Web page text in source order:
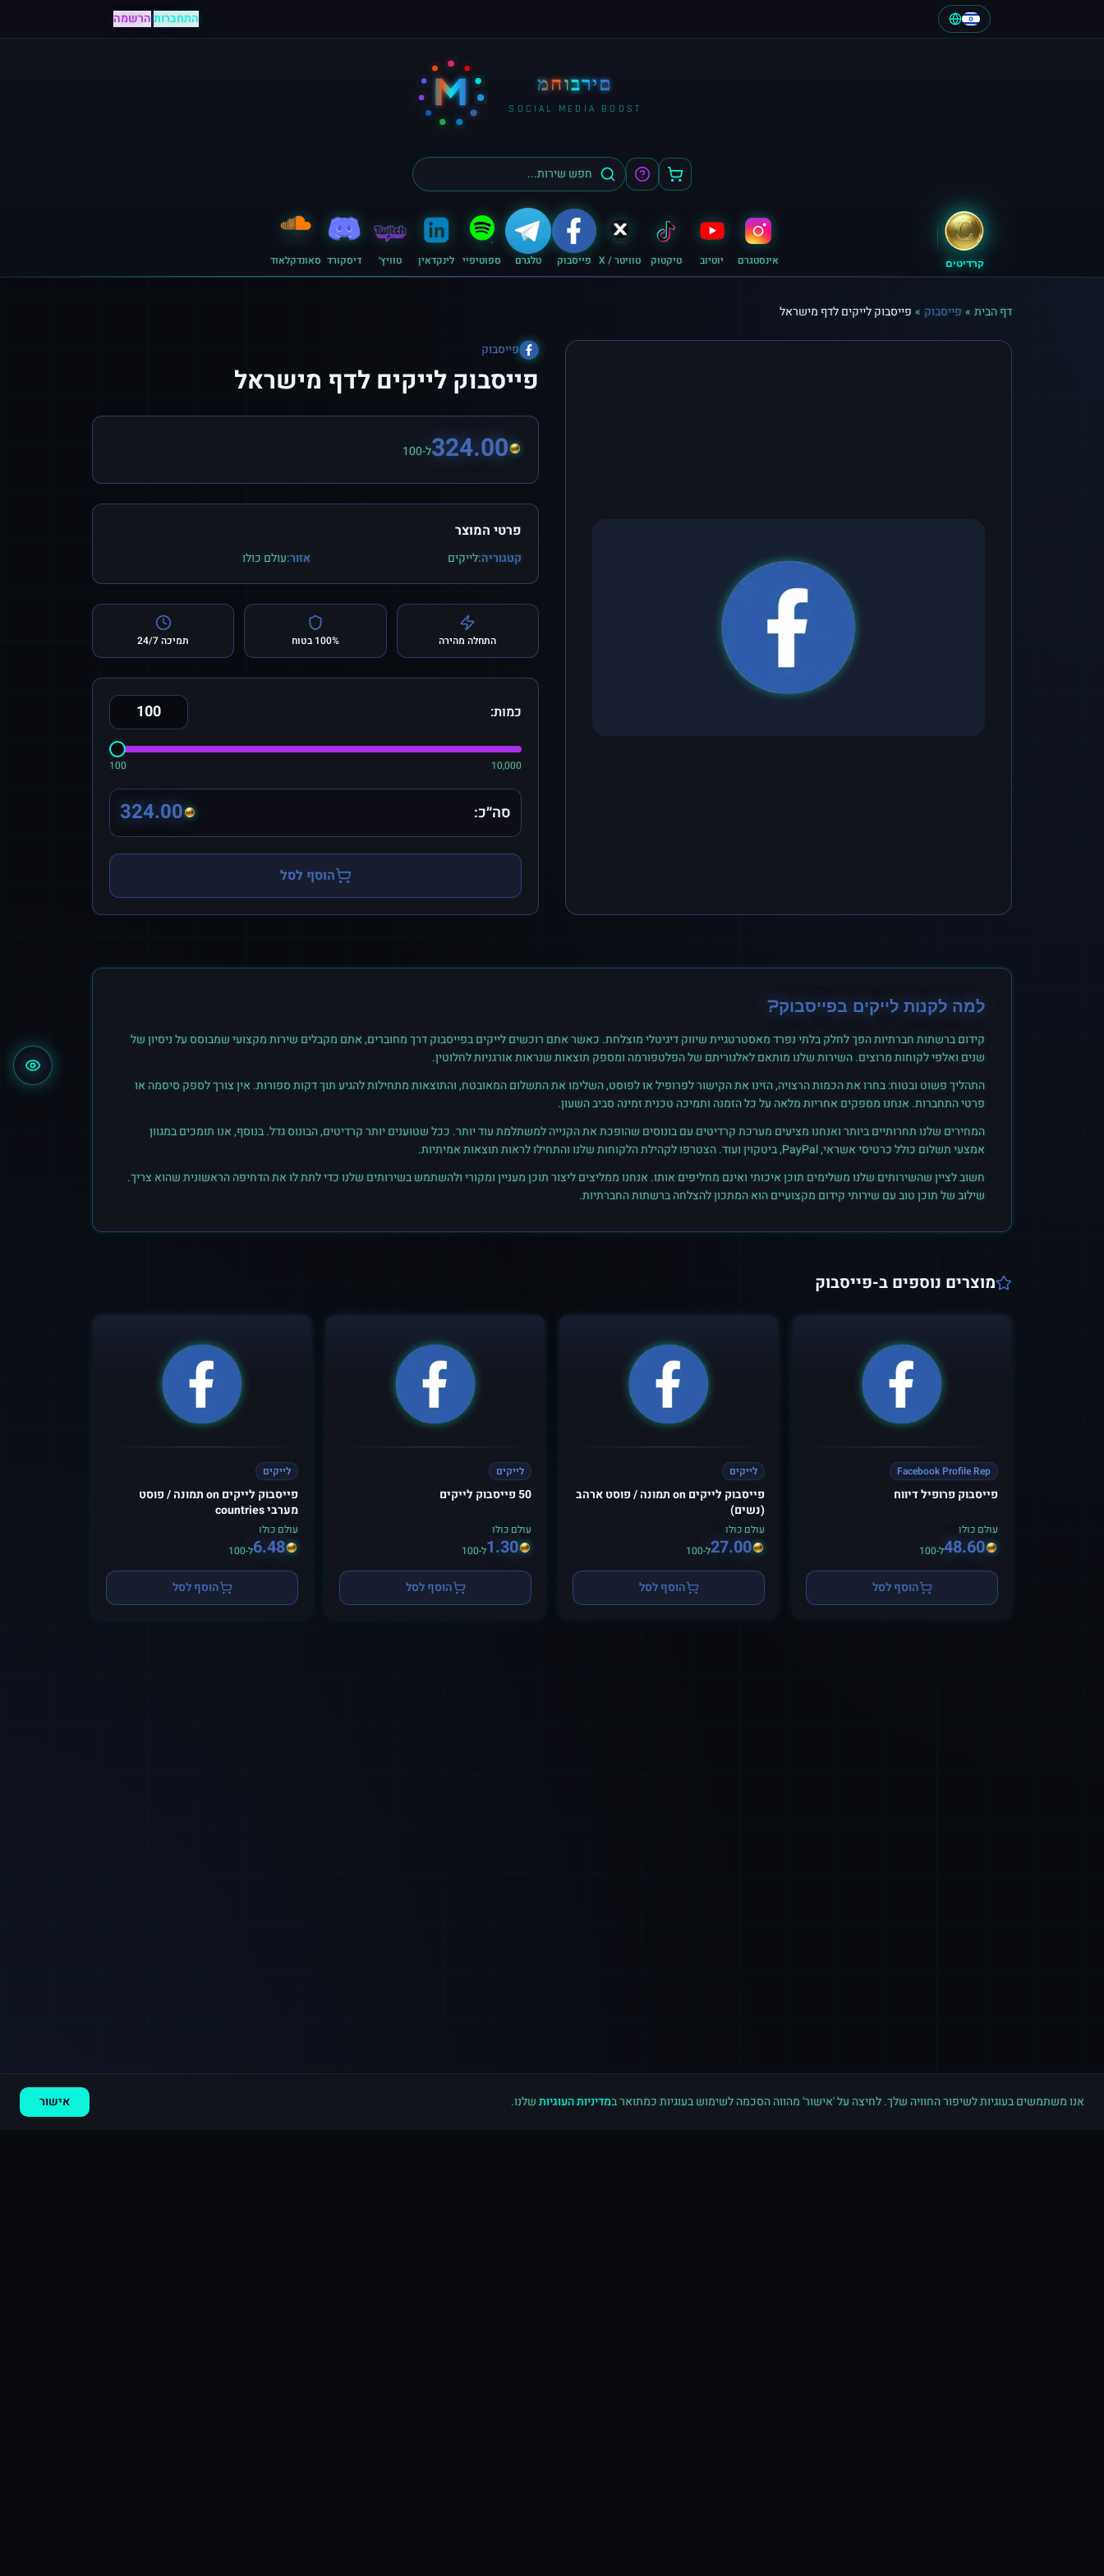
התחברות|הרשמה
M מחוברים
SOCIAL MEDIA BOOST
קרדיטים אינסטגרם יוטיוב טיקטוק טוויטר / X פייסבוק טלגרם ספוטיפיי לינקדאין טוויץ׳ דיסקורד סאונדקלאוד
דף הבית » פייסבוק » פייסבוק לייקים לדף מישראל
פייסבוק
פייסבוק לייקים לדף מישראל
324.00ל-100
פרטי המוצר
קטגוריה:לייקים אזור:עולם כולו
התחלה מהירה 100% בטוח תמיכה 24/7
כמות:
100 10,000
סה״כ: 324.00
הוסף לסל
למה לקנות לייקים בפייסבוק?
קידום ברשתות חברתיות הפך לחלק בלתי נפרד מאסטרטגיית שיווק דיגיטלי מוצלחת. כאשר אתם רוכשיםלייקיםבפייסבוקדרך מחוברים, אתם מקבלים שירות מקצועי שמבוסס על ניסיון של
שנים ואלפי לקוחות מרוצים. השירות שלנו מותאם לאלגוריתם של הפלטפורמה ומספק תוצאות שנראות אורגניות לחלוטין.
התהליך פשוט ובטוח: בחרו את הכמות הרצויה, הזינו את הקישור לפרופיל או לפוסט, השלימו את התשלום המאובטח, והתוצאות מתחילות להגיע תוך דקות ספורות. אין צורך לספק סיסמה או
פרטי התחברות. אנחנו מספקים אחריות מלאה על כל הזמנה ותמיכה טכנית זמינה סביב השעון.
המחירים שלנו תחרותיים ביותר ואנחנו מציעים מערכת קרדיטים עם בונוסים שהופכת את הקנייה למשתלמת עוד יותר. ככל שטוענים יותר קרדיטים, הבונוס גדל. בנוסף, אנו תומכים במגוון
אמצעי תשלום כולל כרטיסי אשראי, PayPal, ביטקוין ועוד. הצטרפו לקהילת הלקוחות שלנו והתחילו לראות תוצאות אמיתיות.
חשוב לציין שהשירותים שלנו משלימים תוכן איכותי ואינם מחליפים אותו. אנחנו ממליצים ליצור תוכן מעניין ומקורי ולהשתמש בשירותים שלנו כדי לתת לו את הדחיפה הראשונית שהוא צריך.
שילוב של תוכן טוב עם שירותי קידום מקצועיים הוא המתכון להצלחה ברשתות החברתיות.
מוצרים נוספים ב-פייסבוק
Facebook Profile Rep
פייסבוק פרופיל דיווח
עולם כולו
48.60ל-100
הוסף לסל
לייקים
פייסבוק לייקים on תמונה / פוסט ארהב
(נשים)
עולם כולו
27.00ל-100
הוסף לסל
לייקים
50 פייסבוק לייקים
עולם כולו
1.30ל-100
הוסף לסל
לייקים
פייסבוק לייקים on תמונה / פוסט
מערבי countries
עולם כולו
6.48ל-100
הוסף לסל
אנו משתמשים בעוגיות לשיפור החוויה שלך. לחיצה על 'אישור' מהווה הסכמה לשימוש בעוגיות כמתואר במדיניות העוגיותשלנו. אישור